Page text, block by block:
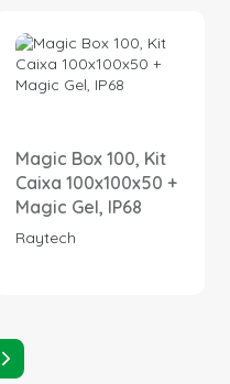
Magic Box 100, Kit
Caixa 100x100x50 +
Magic Gel, IP68
Raytech